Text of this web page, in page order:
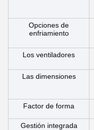
Opciones de
enfriamiento
Los ventiladores
Las dimensiones
Factor de forma
Gestión integrada